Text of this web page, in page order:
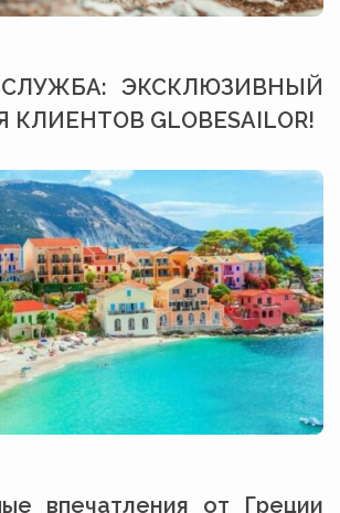
ЭКСКЛЮЗИВНЫЙ
GLOBESAILOR!
впечатления от Греции